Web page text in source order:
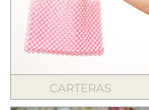
CARTERAS